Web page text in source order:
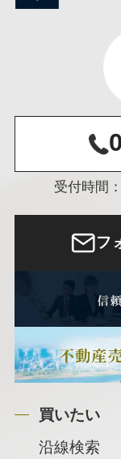
受付時間
フ
買いたい
沿線検索